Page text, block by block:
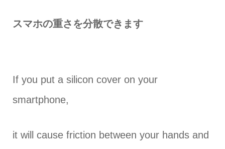
スマホの重さを分散できます
If you put a silicon cover on your
smartphone,
it will cause friction between your hands and